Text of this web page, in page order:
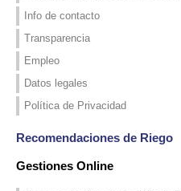
Info de contacto
Transparencia
Empleo
Datos legales
Política de Privacidad
Recomendaciones de Riego
Gestiones Online